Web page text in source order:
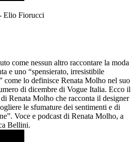
Elio Fiorucci
come nessun altro raccontare la moda
e uno “spensierato, irresistibile
come lo definisce Renata Molho nel suo
di dicembre di Vogue Italia. Ecco il
Renata Molho che racconta il designer
le sfumature dei sentimenti e di
Voce e podcast di Renata Molho, a
Bellini.